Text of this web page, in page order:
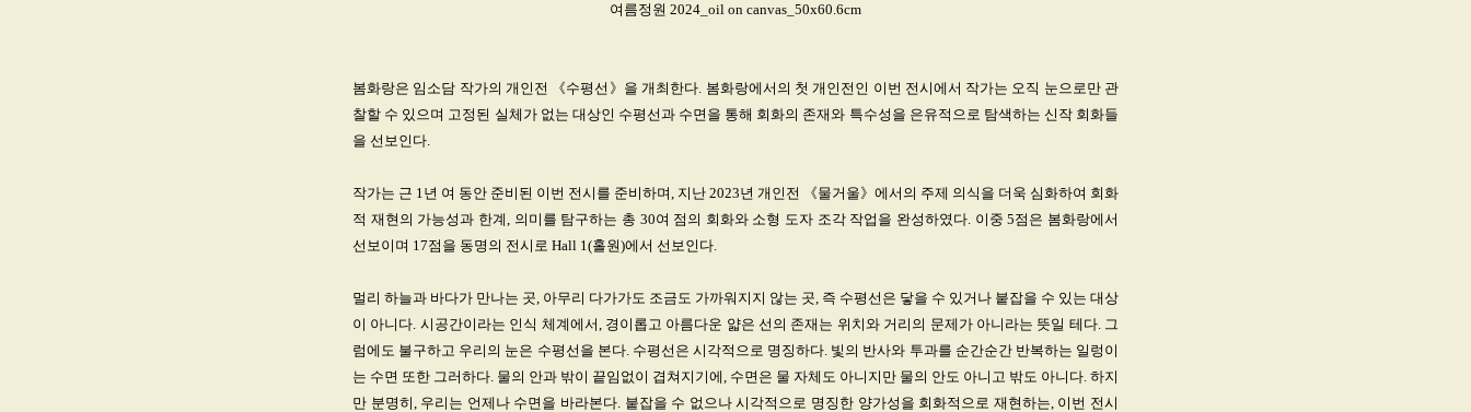
여름정원 2024_oil on canvas_50x60.6cm
봄화랑은 임소담 작가의 개인전 《수평선》을 개최한다. 봄화랑에서의 첫 개인전인 이번 전시에서 작가는 오직 눈으로만 관
찰할 수 있으며 고정된 실체가 없는 대상인 수평선과 수면을 통해 회화의 존재와 특수성을 은유적으로 탐색하는 신작 회화들
을 선보인다.
작가는 근 1년 여 동안 준비된 이번 전시를 준비하며, 지난 2023년 개인전 《물거울》에서의 주제 의식을 더욱 심화하여 회화
적 재현의 가능성과 한계, 의미를 탐구하는 총 30여 점의 회화와 소형 도자 조각 작업을 완성하였다. 이중 5점은 봄화랑에서
선보이며 17점을 동명의 전시로 Hall 1(홀원)에서 선보인다.
멀리 하늘과 바다가 만나는 곳, 아무리 다가가도 조금도 가까워지지 않는 곳, 즉 수평선은 닿을 수 있거나 붙잡을 수 있는 대상
이 아니다. 시공간이라는 인식 체계에서, 경이롭고 아름다운 얇은 선의 존재는 위치와 거리의 문제가 아니라는 뜻일 테다. 그
럼에도 불구하고 우리의 눈은 수평선을 본다. 수평선은 시각적으로 명징하다. 빛의 반사와 투과를 순간순간 반복하는 일렁이
는 수면 또한 그러하다. 물의 안과 밖이 끝임없이 겹쳐지기에, 수면은 물 자체도 아니지만 물의 안도 아니고 밖도 아니다. 하지
만 분명히, 우리는 언제나 수면을 바라본다. 붙잡을 수 없으나 시각적으로 명징한 양가성을 회화적으로 재현하는, 이번 전시